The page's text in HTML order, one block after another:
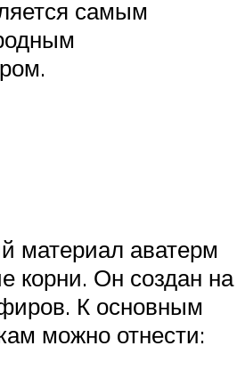
самым
материал аватерм
корни. Он создан на
К основным
можно отнести: